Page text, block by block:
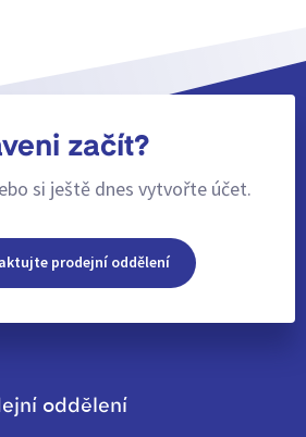
začít?
si ještě dnes vytvořte účet.
prodejní oddělení
oddělení